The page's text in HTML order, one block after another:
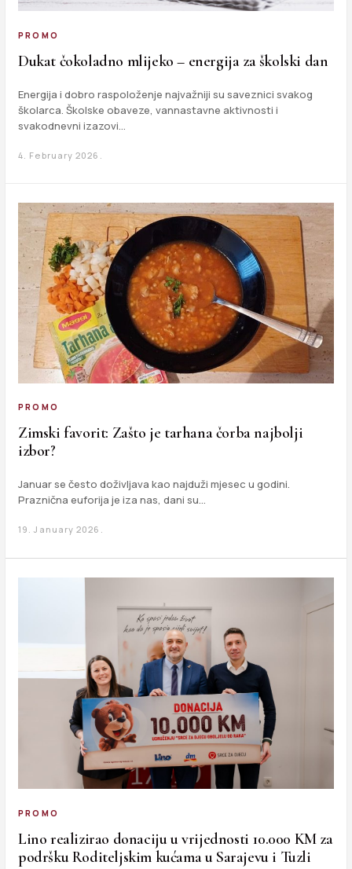
PROMO
Dukat čokoladno mlijeko – energija za školski dan
Energija i dobro raspoloženje najvažniji su saveznici svakog
školarca. Školske obaveze, vannastavne aktivnosti i
svakodnevni izazovi…
4. February 2026.
PROMO
Zimski favorit: Zašto je tarhana čorba najbolji
izbor?
Januar se često doživljava kao najduži mjesec u godini.
Praznična euforija je iza nas, dani su…
19. January 2026.
PROMO
Lino realizirao donaciju u vrijednosti 10.000 KM za
podršku Roditeljskim kućama u Sarajevu i Tuzli